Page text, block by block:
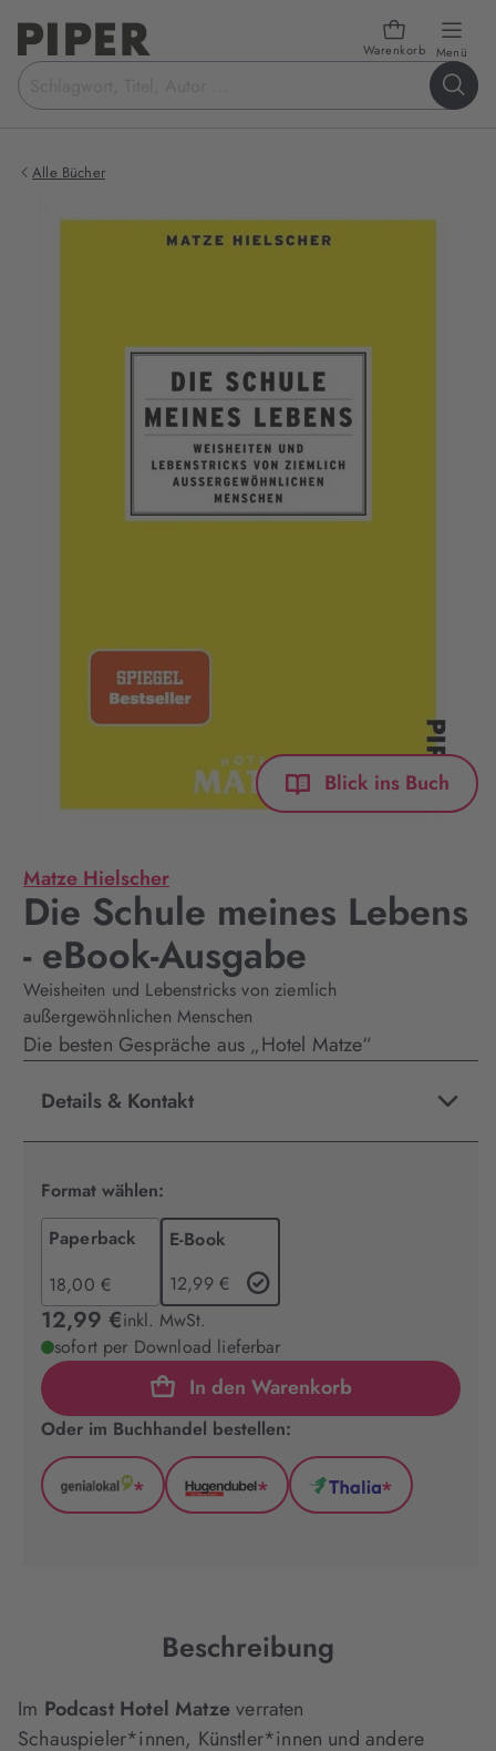
Warenkorb Menü
Suchbegriff
eingeben
Alle Bücher
Blick ins Buch
Matze Hielscher
Die Schule meines Lebens
- eBook-Ausgabe
Weisheiten und Lebenstricks von ziemlich
außergewöhnlichen Menschen
Die besten Gespräche aus „Hotel Matze“
Details & Kontakt
Format wählen:
Paperback
18,00 €
E-Book
12,99 €
12,99 €inkl. MwSt.
sofort per Download lieferbar
In den Warenkorb
Oder im Buchhandel bestellen:
GenialLokal
*
Hugendubel
*
Thalia
*
Beschreibung
Im Podcast Hotel Matzeverraten
Schauspieler*innen, Künstler*innen und andere